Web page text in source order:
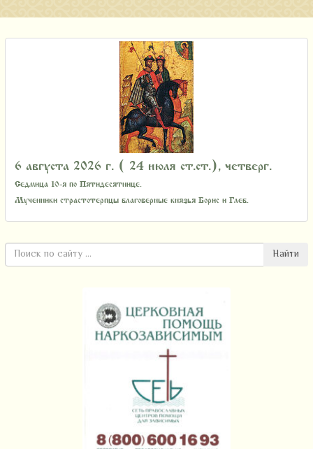
6 августа 2026 г. ( 24 июля ст.ст.), четверг.
Седмица 10-я по Пятидесятнице.
Мученники страстотерпцы благоверные князья Борис и Глеб.
Найти